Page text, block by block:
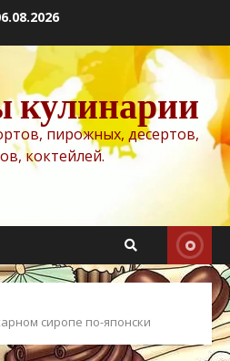
пирожных, десертов,
коктейлей.
сиропе по-японски